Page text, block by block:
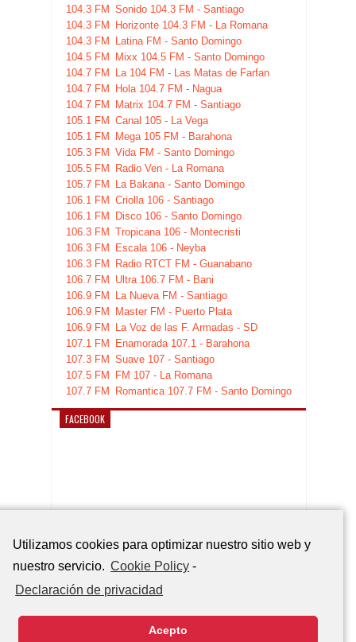
Utilizamos cookies para optimizar nuestro sitio web y
nuestro servicio. Cookie Policy -
Declaración de privacidad
Acepto
104.3 FM Sonido 104.3 FM - Santiago
104.3 FM
Horizonte 104.3 FM - La Romana
104.3 FM
Latina FM - Santo Domingo
104.5 FM
Mixx 104.5 FM - Santo Domingo
104.7 FM
La 104 FM - Las Matas de Farfan
104.7 FM
Hola 104.7 FM - Nagua
104.7 FM
Matrix 104.7 FM - Santiago
105.1 FM Canal 105 - La Vega
105.1 FM
Mega 105 FM - Barahona
105.3 FM Vida FM - Santo Domingo
105.5 FM
Radio Ven - La Romana
105.7 FM
La Bakana - Santo Domingo
106.1 FM Criolla 106 - Santiago
106.1 FM
Disco 106 - Santo Domingo
106.3 FM Tropicana 106 - Montecristi
106.3 FM
Escala 106 - Neyba
106.3 FM
Radio RTCT FM - Guanabano
106.7 FM
Ultra 106.7 FM - Bani
106.9 FM
La Nueva FM - Santiago
106.9 FM
Master FM - Puerto Plata
106.9 FM
La Voz de las F. Armadas - SD
107.1 FM
Enamorada 107.1 - Barahona
107.3 FM Suave 107 - Santiago
107.5 FM
FM 107 - La Romana
107.7 FM
Romantica 107.7 FM - Santo Domingo
FACEBOOK